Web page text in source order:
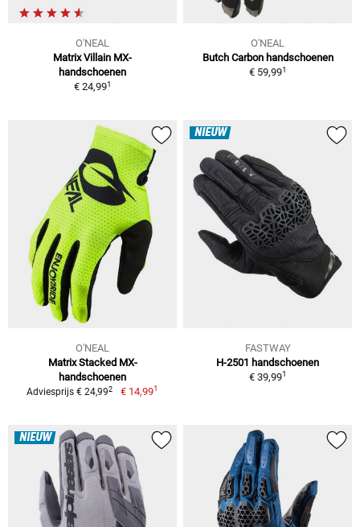
O'NEAL
Matrix Villain MX-
handschoenen
€ 24,991
O'NEAL
Butch Carbon handschoenen
€ 59,991
O'NEAL
Matrix Stacked MX-
handschoenen
Adviesprijs € 24,992 € 14,991
NIEUW
FASTWAY
H-2501 handschoenen
€ 39,991
NIEUW